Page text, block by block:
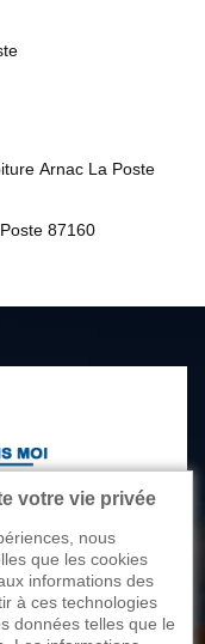
Arnac La Poste
87160
votre vie privée
nous
que les cookies
informations des
à ces technologies
données telles que le